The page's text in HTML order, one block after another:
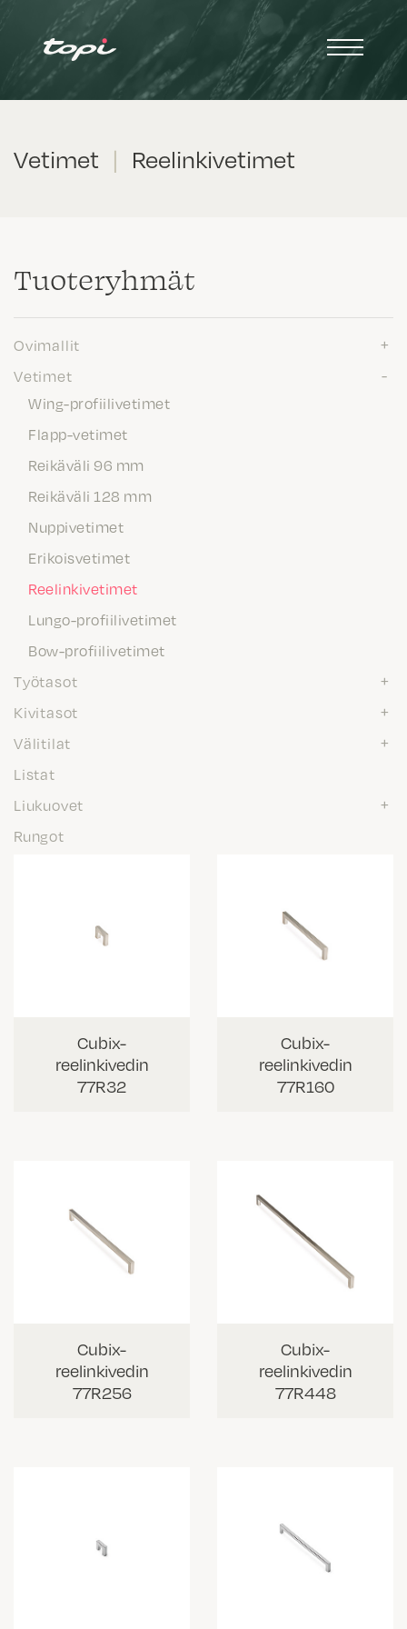
Vetimet | Reelinkivetimet
Tuote­ryhmät
Ovimallit
Vetimet
Wing-profiilivetimet
Flapp-vetimet
Reikäväli 96 mm
Reikäväli 128 mm
Nuppivetimet
Erikoisvetimet
Reelinkivetimet
Lungo-profiilivetimet
Bow-profiilivetimet
Työtasot
Kivitasot
Välitilat
Listat
Liukuovet
Rungot
Cubix-
reelinkivedin
77R32
Cubix-
reelinkivedin
77R160
Cubix-
reelinkivedin
77R256
Cubix-
reelinkivedin
77R448